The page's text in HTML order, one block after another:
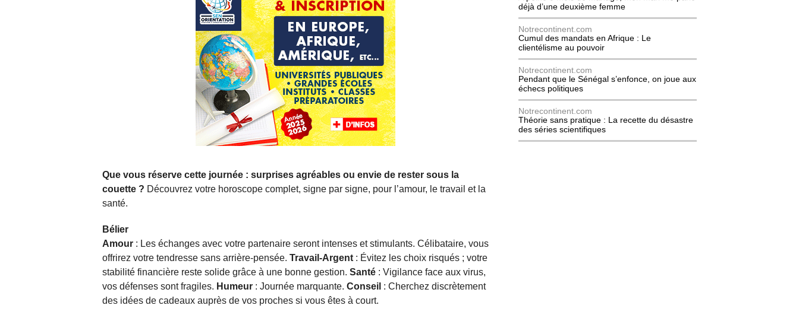
Que vous réserve cette journée : surprises agréables ou envie de rester sous la
couette ? Découvrez votre horoscope complet, signe par signe, pour l’amour, le travail et la
santé.
Bélier
Amour : Les échanges avec votre partenaire seront intenses et stimulants. Célibataire, vous
offrirez votre tendresse sans arrière-pensée. Travail-Argent : Évitez les choix risqués ; votre
stabilité financière reste solide grâce à une bonne gestion. Santé : Vigilance face aux virus,
vos défenses sont fragiles. Humeur : Journée marquante. Conseil : Cherchez discrètement
des idées de cadeaux auprès de vos proches si vous êtes à court.
déjà d’une deuxième femme
Notrecontinent.com
Cumul des mandats en Afrique : Le
clientélisme au pouvoir
Notrecontinent.com
Pendant que le Sénégal s’enfonce, on joue aux
échecs politiques
Notrecontinent.com
Théorie sans pratique : La recette du désastre
des séries scientifiques